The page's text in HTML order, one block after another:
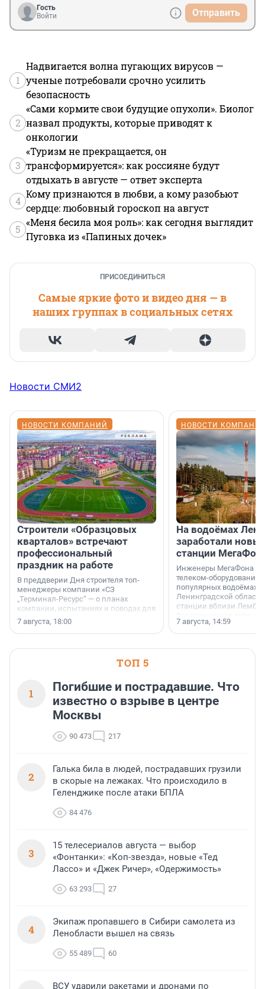
Гость
Войти
Отправить
1
Надвигается волна пугающих вирусов —
ученые потребовали срочно усилить
безопасность
2
«Сами кормите свои будущие опухоли». Биолог
назвал продукты, которые приводят к
онкологии
3
«Туризм не прекращается, он
трансформируется»: как россияне будут
отдыхать в августе — ответ эксперта
4
Кому признаются в любви, а кому разобьют
сердце: любовный гороскоп на август
5
«Меня бесила моя роль»: как сегодня выглядит
Пуговка из «Папиных дочек»
ПРИСОЕДИНИТЬСЯ
Самые яркие фото и видео дня — в
наших группах в социальных сетях
Новости СМИ2
НОВОСТИ КОМПАНИЙ
Строители «Образцовых
кварталов» встречают
профессиональный
праздник на работе
В преддверии Дня строителя топ-
менеджеры компании «СЗ
„Терминал-Ресурс“ — о планах
компании, испытаниях и поводах для
осторожного оптимизма.
7 августа, 18:00
НОВОСТИ
На водоёмах
заработали
станции
Инженеры МегаФона
телеком-оборудование
популярных водоёмах
Ленинградской
станции вблизи
недалеко от Большого
водопада.
7 августа, 14:59
ТОП 5
1
Погибшие и пострадавшие. Что
известно о взрыве в центре
Москвы
90 473 217
2
Галька била в людей, пострадавших грузили
в скорые на лежаках. Что происходило в
Геленджике после атаки БПЛА
84 476
3
15 телесериалов августа — выбор
«Фонтанки»: «Коп-звезда», новые «Тед
Лассо» и «Джек Ричер», «Одержимость»
63 293 27
4
Экипаж пропавшего в Сибири самолета из
Ленобласти вышел на связь
55 489 60
ВСУ ударили ракетами и дронами по